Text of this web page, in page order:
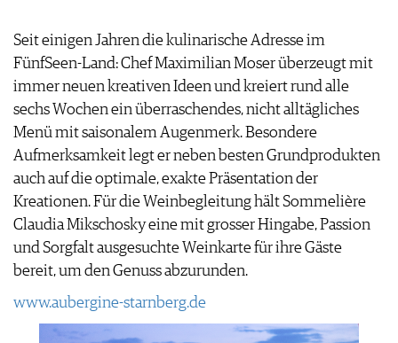
Seit einigen Jahren die kulinarische Adresse im
FünfSeen-Land: Chef Maximilian Moser überzeugt mit
immer neuen kreativen Ideen und kreiert rund alle
sechs Wochen ein überraschendes, nicht alltägliches
Menü mit saisonalem Augenmerk. Besondere
Aufmerksamkeit legt er neben besten Grundprodukten
auch auf die optimale, exakte Präsentation der
Kreationen. Für die Weinbegleitung hält Sommelière
Claudia Mikschosky eine mit grosser Hingabe, Passion
und Sorgfalt ausgesuchte Weinkarte für ihre Gäste
bereit, um den Genuss abzurunden.
www.aubergine-starnberg.de